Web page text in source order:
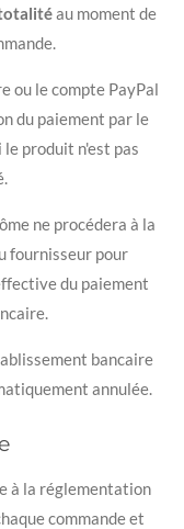
au moment de
ou le compte PayPal
du paiement par le
produit n'est pas
ne procédera à la
fournisseur pour
du paiement
bancaire
annulée.
à la réglementation
commande et